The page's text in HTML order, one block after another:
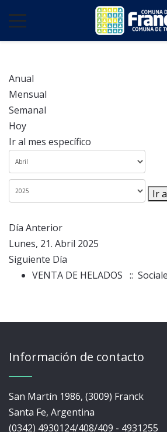
Anual
Mensual
Semanal
Hoy
Ir al mes específico
Ir
Día Anterior
Lunes, 21. Abril 2025
Siguiente Día
VENTA DE HELADOS ::
Información de contacto
San Martín 1986, (3009) Franck
Santa Fe, Argentina
(0342) 4930124/408/409 - 4931255